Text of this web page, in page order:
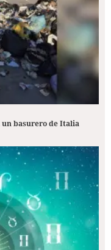
basurero de Italia